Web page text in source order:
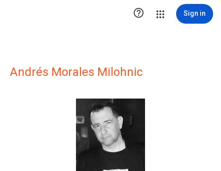
 Sign in
Andrés Morales Milohnic